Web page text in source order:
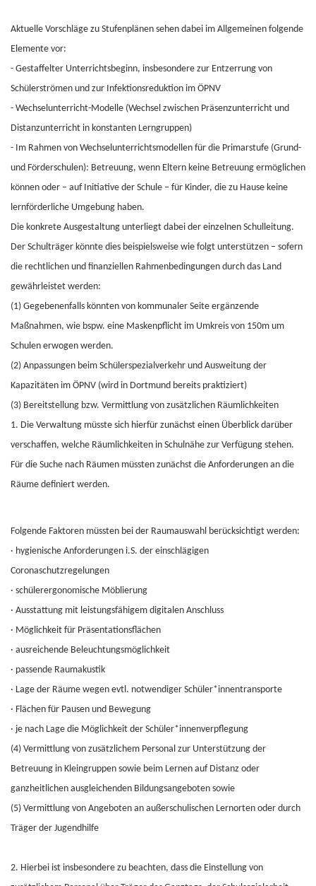
Aktuelle Vorschläge zu Stufenplänen sehen dabei im Allgemeinen folgende
Elemente vor:
- Gestaffelter Unterrichtsbeginn, insbesondere zur Entzerrung von
Schülerströmen und zur Infektionsreduktion im ÖPNV
- Wechselunterricht-Modelle (Wechsel zwischen Präsenzunterricht und
Distanzunterricht in konstanten Lerngruppen)
- Im Rahmen von Wechselunterrichtsmodellen für die Primarstufe (Grund-
und Förderschulen): Betreuung, wenn Eltern keine Betreuung ermöglichen
können oder – auf Initiative der Schule – für Kinder, die zu Hause keine
lernförderliche Umgebung haben.
Die konkrete Ausgestaltung unterliegt dabei der einzelnen Schulleitung.
Der Schulträger könnte dies beispielsweise wie folgt unterstützen – sofern
die rechtlichen und finanziellen Rahmenbedingungen durch das Land
gewährleistet werden:
(1) Gegebenenfalls könnten von kommunaler Seite ergänzende
Maßnahmen, wie bspw. eine Maskenpflicht im Umkreis von 150m um
Schulen erwogen werden.
(2) Anpassungen beim Schülerspezialverkehr und Ausweitung der
Kapazitäten im ÖPNV (wird in Dortmund bereits praktiziert)
(3) Bereitstellung bzw. Vermittlung von zusätzlichen Räumlichkeiten
1. Die Verwaltung müsste sich hierfür zunächst einen Überblick darüber
verschaffen, welche Räumlichkeiten in Schulnähe zur Verfügung stehen.
Für die Suche nach Räumen müssten zunächst die Anforderungen an die
Räume definiert werden.
Folgende Faktoren müssten bei der Raumauswahl berücksichtigt werden:
· hygienische Anforderungen i.S. der einschlägigen
Coronaschutzregelungen
· schülerergonomische Möblierung
· Ausstattung mit leistungsfähigem digitalen Anschluss
· Möglichkeit für Präsentationsflächen
· ausreichende Beleuchtungsmöglichkeit
· passende Raumakustik
· Lage der Räume wegen evtl. notwendiger Schüler*innentransporte
· Flächen für Pausen und Bewegung
· je nach Lage die Möglichkeit der Schüler*innenverpflegung
(4) Vermittlung von zusätzlichem Personal zur Unterstützung der
Betreuung in Kleingruppen sowie beim Lernen auf Distanz oder
ganzheitlichen ausgleichenden Bildungsangeboten sowie
(5) Vermittlung von Angeboten an außerschulischen Lernorten oder durch
Träger der Jugendhilfe
2. Hierbei ist insbesondere zu beachten, dass die Einstellung von